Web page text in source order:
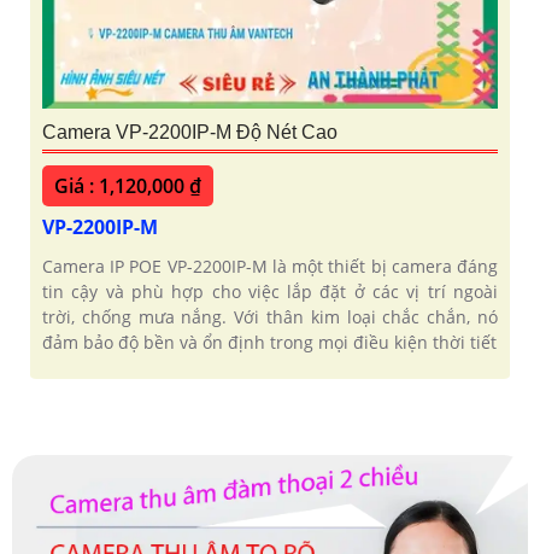
Camera VP-2200IP-M Độ Nét Cao
Giá : 1,120,000 ₫
VP-2200IP-M
Camera IP POE VP-2200IP-M là một thiết bị camera đáng
tin cậy và phù hợp cho việc lắp đặt ở các vị trí ngoài
trời, chống mưa nắng. Với thân kim loại chắc chắn, nó
đảm bảo độ bền và ổn định trong mọi điều kiện thời tiết